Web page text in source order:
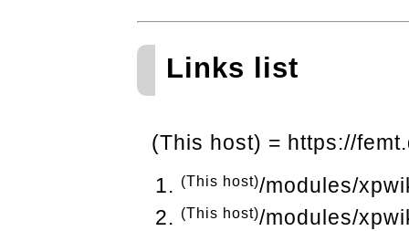
Links list
(This host) = https://
(This host)/modules/
(This host)/modules/